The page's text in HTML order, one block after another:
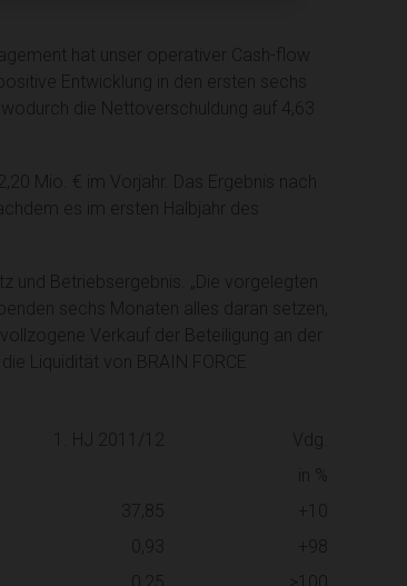
hat unser operativer Cash-flow
Entwicklung in den ersten sechs
die Nettoverschuldung auf 4,63
Mio. € im Vorjahr. Das Ergebnis nach
es im ersten Halbjahr des
und Betriebsergebnis. „Die vorgelegten
sechs Monaten alles daran setzen,
Verkauf der Beteiligung an der
Liquidität von BRAIN FORCE
1. HJ 2011/12
Vdg.
in %
37,85
+10
0,93
+98